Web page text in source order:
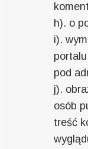
h). o
i).
pod
j).
osób
treść